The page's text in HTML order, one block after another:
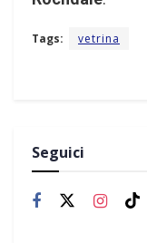
Tags: vetrina
Seguici